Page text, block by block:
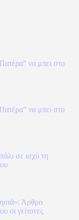
να μπει στο
να μπει στο
σε ισχύ τη
Άρθρο
οι γείτονες